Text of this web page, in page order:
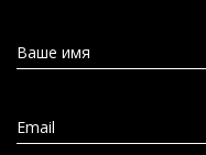
Ваше имя
Email